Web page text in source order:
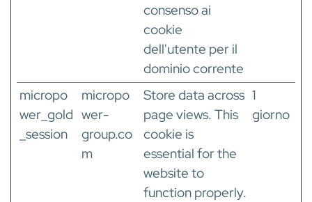
consenso ai
cookie
dell'utente per il
dominio corrente
micropo
wer_gold
_session
micropo
wer-
group.co
m
Store data across
page views. This
cookie is
essential for the
website to
function properly.
1
giorno